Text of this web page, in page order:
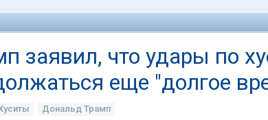
заявил, что удары по
еще "долгое
Дональд Трамп